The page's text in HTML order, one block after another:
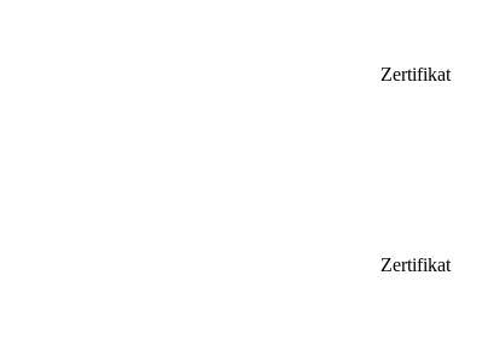
Zertifikat
Zertifikat